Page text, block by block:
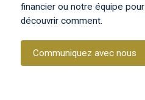
financier ou notre équipe pour
découvrir comment.
Communiquez avec nous